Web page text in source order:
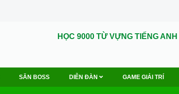
HỌC 9000 TỪ VỰNG TIẾNG ANH
SĂN BOSS DIỄN ĐÀN GAME GIẢI TRÍ